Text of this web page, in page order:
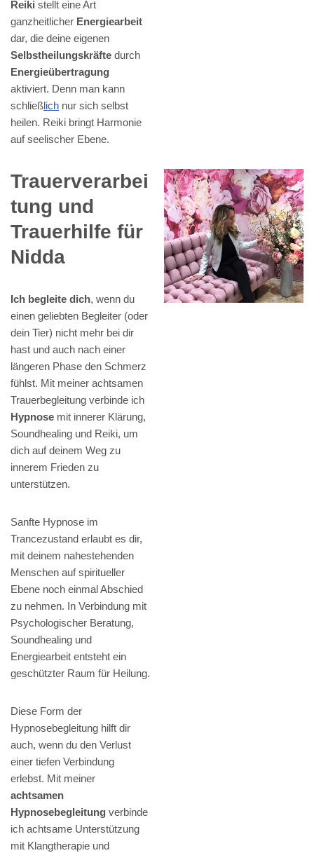
Reiki stellt eine Art
ganzheitlicher Energiearbeit
dar, die deine eigenen
Selbstheilungskräfte durch
Energieübertragung
aktiviert. Denn man kann
schließlich nur sich selbst
heilen. Reiki bringt Harmonie
auf seelischer Ebene.
Trauerverarbei
tung und
Trauerhilfe für
Nidda
Ich begleite dich, wenn du
einen geliebten Begleiter (oder
dein Tier) nicht mehr bei dir
hast und auch nach einer
längeren Phase den Schmerz
fühlst. Mit meiner achtsamen
Trauerbegleitung verbinde ich
Hypnose mit innerer Klärung,
Soundhealing und Reiki, um
dich auf deinem Weg zu
innerem Frieden zu
unterstützen.
Sanfte Hypnose im
Trancezustand erlaubt es dir,
mit deinem nahestehenden
Menschen auf spiritueller
Ebene noch einmal Abschied
zu nehmen. In Verbindung mit
Psychologischer Beratung,
Soundhealing und
Energiearbeit entsteht ein
geschützter Raum für Heilung.
Diese Form der
Hypnosebegleitung hilft dir
auch, wenn du den Verlust
einer tiefen Verbindung
erlebst. Mit meiner
achtsamen
Hypnosebegleitung verbinde
ich achtsame Unterstützung
mit Klangtherapie und